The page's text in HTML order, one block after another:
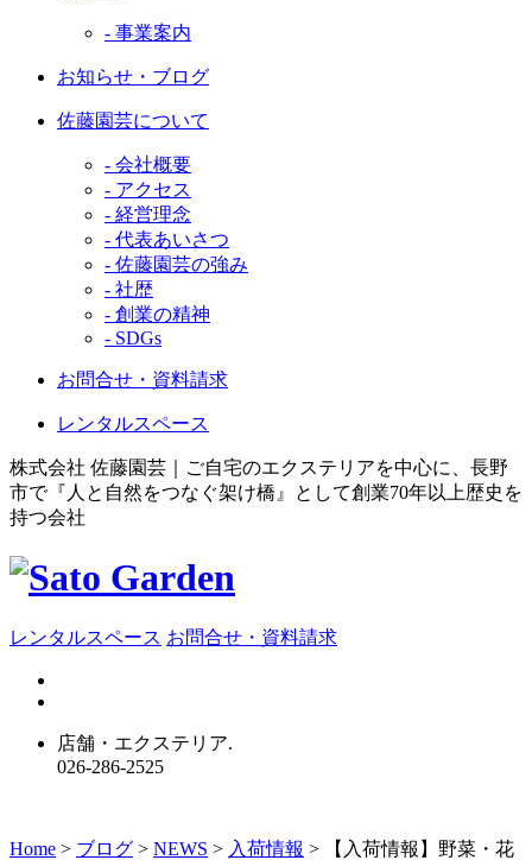
- 事業案内
お知らせ・ブログ
佐藤園芸について
- 会社概要
- アクセス
- 経営理念
- 代表あいさつ
- 佐藤園芸の強み
- 社歴
- 創業の精神
- SDGs
お問合せ・資料請求
レンタルスペース
株式会社 佐藤園芸｜ご自宅のエクステリアを中心に、長野
市で『人と自然をつなぐ架け橋』として創業70年以上歴史を
持つ会社
レンタルスペース お問合せ・資料請求
店舗・エクステリア.
026-286-2525
Home > ブログ > NEWS > 入荷情報 >
【入荷情報】野菜・花